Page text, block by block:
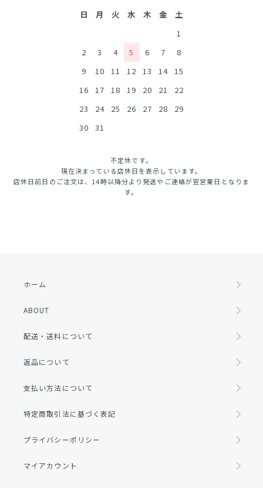
日 月 火 水 木 金
土
1
2
3 4 5 6 7
8
9
10 11 12 13 14
15
16
17 18 19 20 21
22
23
24 25 26 27 28
29
30
31
不定休です。
現在決まっている店休日を表示しています。
店休日前日のご注文は、14時以降分より発送やご連絡が翌営業日となりま
す。
ホーム
ABOUT
配送・送料について
返品について
支払い方法について
特定商取引法に基づく表記
プライバシーポリシー
マイアカウント